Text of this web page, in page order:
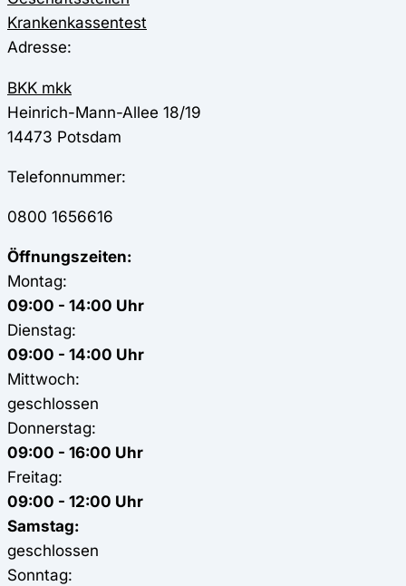
Krankenkassentest
Adresse:
BKK mkk
Heinrich-Mann-Allee 18/19
14473 Potsdam
Telefonnummer:
0800 1656616
Öffnungszeiten:
Montag:
09:00 - 14:00 Uhr
Dienstag:
09:00 - 14:00 Uhr
Mittwoch:
geschlossen
Donnerstag:
09:00 - 16:00 Uhr
Freitag:
09:00 - 12:00 Uhr
Samstag:
geschlossen
Sonntag: